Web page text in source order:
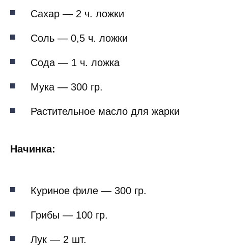
Сахар — 2 ч. ложки
Соль — 0,5 ч. ложки
Сода — 1 ч. ложка
Мука — 300 гр.
Растительное масло для жарки
Начинка:
Куриное филе — 300 гр.
Грибы — 100 гр.
Лук — 2 шт.